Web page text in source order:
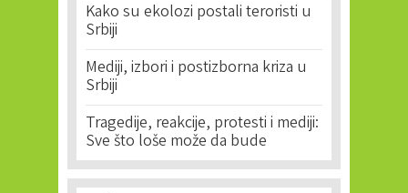
Kako su ekolozi postali teroristi u
Srbiji
Mediji, izbori i postizborna kriza u
Srbiji
Tragedije, reakcije, protesti i mediji:
Sve što loše može da bude